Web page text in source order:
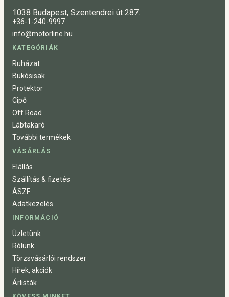
1038 Budapest, Szentendrei út 287.
+36-1-240-9997
info@motorline.hu
KATEGÓRIÁK
Ruházat
Bukósisak
Protektor
Cipő
Off Road
Lábtakaró
További termékek
VÁSÁRLÁS
Elállás
Szállítás & fizetés
ÁSZF
Adatkezelés
INFORMÁCIÓ
Üzletünk
Rólunk
Törzsvásárlói rendszer
Hírek, akciók
Árlisták